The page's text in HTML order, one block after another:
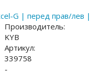
G | перед прав/лев |
Производитель:
KYB
Артикул:
339758
-